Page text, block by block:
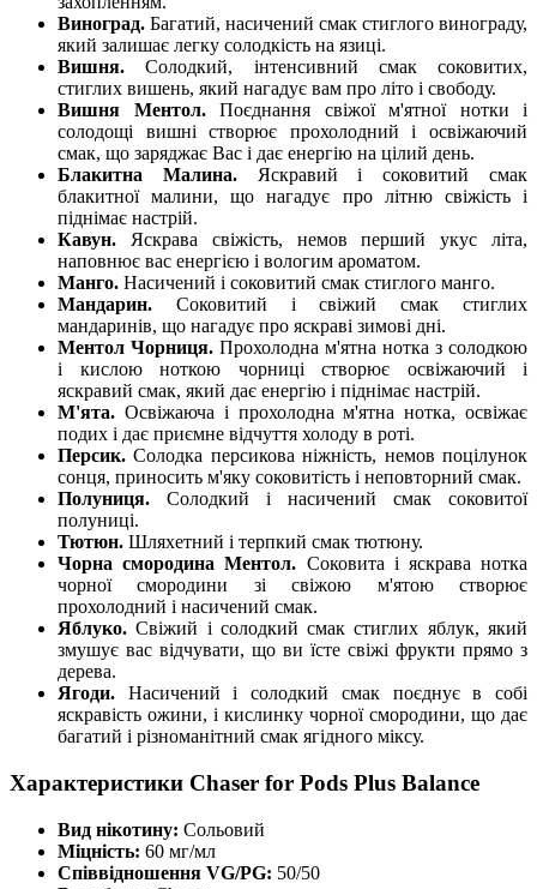
Виноград. Багатий, насичений смак стиглого винограду,
який залишає легку солодкість на язиці.
Вишня.Солодкий, інтенсивний смак соковитих,
стиглих вишень, який нагадує вам про літо і свободу.
Вишня Ментол. Поєднання свіжої м'ятної нотки і
солодощі вишні створює прохолодний і освіжаючий
смак, що заряджає Вас і дає енергію на цілий день.
Блакитна Малина. Яскравий і соковитий смак
блакитної малини, що нагадує про літню свіжість і
піднімає настрій.
Кавун. Яскрава свіжість, немов перший укус літа,
наповнює вас енергією і вологим ароматом.
Манго. Насичений і соковитий смак стиглого манго.
Мандарин. Соковитий і свіжий смак стиглих
мандаринів, що нагадує про яскраві зимові дні.
Ментол Чорниця. Прохолодна м'ятна нотка з солодкою
і кислою ноткою чорниці створює освіжаючий і
яскравий смак, який дає енергію і піднімає настрій.
М'ята. Освіжаюча і прохолодна м'ятна нотка, освіжає
подих і дає приємне відчуття холоду в роті.
Персик.Солодка персикова ніжність, немов поцілунок
сонця, приносить м'яку соковитість і неповторний смак.
Полуниця. Солодкий і насичений смак соковитої
полуниці.
Тютюн. Шляхетний і терпкий смак тютюну.
Чорна смородина Ментол. Соковита і яскрава нотка
чорної смородини зі свіжою м'ятою створює
прохолодний і насичений смак.
Яблуко.Свіжий і солодкий смак стиглих яблук, який
змушує вас відчувати, що ви їсте свіжі фрукти прямо з
дерева.
Ягоди. Насичений і солодкий смак поєднує в собі
яскравість ожини, і кислинку чорної смородини, що дає
багатий і різноманітний смак ягідного міксу.
Характеристики Chaser for Pods Plus Balance
Вид нікотину: Сольовий
Міцність: 60 мг/мл
Співвідношення VG/PG: 50/50